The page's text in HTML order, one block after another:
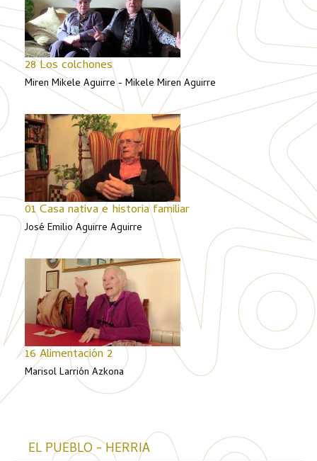
28 Los colchones
Miren Mikele Aguirre - Mikele Miren Aguirre
01 Casa nativa e historia familiar
José Emilio Aguirre Aguirre
16 Alimentación 2
Marisol Larrión Azkona
EL PUEBLO - HERRIA